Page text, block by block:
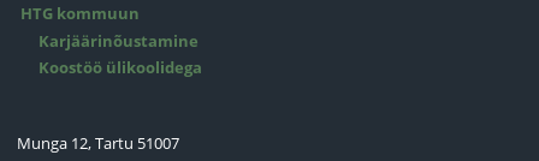
HTG kommuun
Karjäärinõustamine
Koostöö ülikoolidega
Munga 12, Tartu 51007